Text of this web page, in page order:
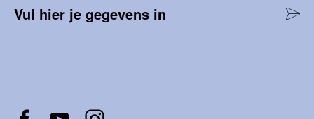
Vul hier je gegevens in